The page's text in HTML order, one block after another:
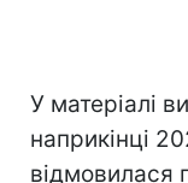
У матеріалі
наприкінці
відмовилася